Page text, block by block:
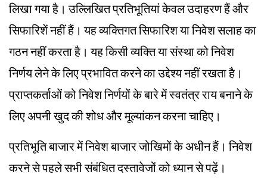
लिखा गया है। उल्लिखित प्रतिभूतियां केवल उदाहरण हैं और
सिफारिशें नहीं हैं। यह व्यक्तिगत सिफारिश या निवेश सलाह का
गठन नहीं करता है। यह किसी व्यक्ति या संस्था को निवेश
निर्णय लेने के लिए प्रभावित करने का उद्देश्य नहीं रखता है।
प्राप्तकर्ताओं को निवेश निर्णयों के बारे में स्वतंत्र राय बनाने के
लिए अपनी खुद की शोध और मूल्यांकन करना चाहिए।
प्रतिभूति बाजार में निवेश बाजार जोखिमों के अधीन हैं। निवेश
करने से पहले सभी संबंधित दस्तावेजों को ध्यान से पढ़ें।